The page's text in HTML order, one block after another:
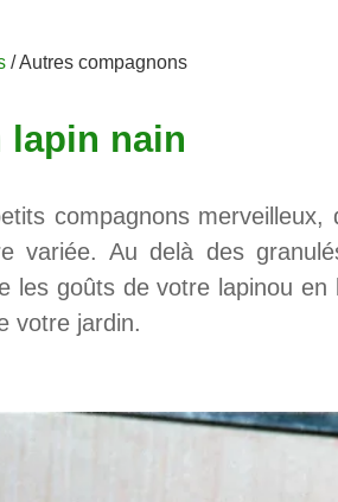
/ Autres compagnons
lapin nain
compagnons
variée. Au delà des
les goûts de votre lapinou
votre jardin.